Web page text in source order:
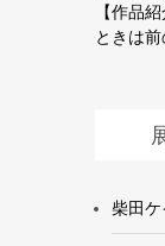
【作品
ときは前
柴田ケ